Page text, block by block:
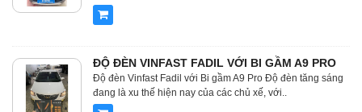
ĐỘ ĐÈN VINFAST FADIL VỚI BI GẦM A9 PRO
Độ đèn Vinfast Fadil với Bi gầm A9 Pro Độ đèn tăng sáng
đang là xu thế hiện nay của các chủ xế, với..